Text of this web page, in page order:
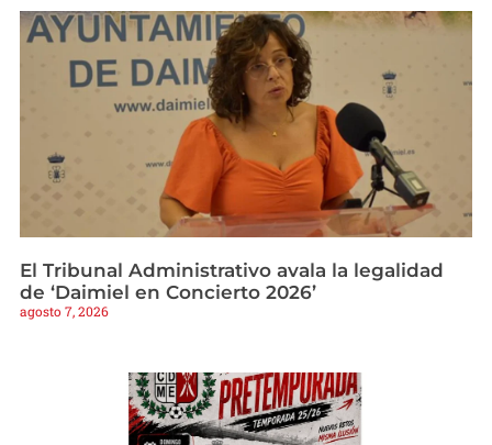
El Tribunal Administrativo avala la legalidad
de ‘Daimiel en Concierto 2026’
agosto 7, 2026